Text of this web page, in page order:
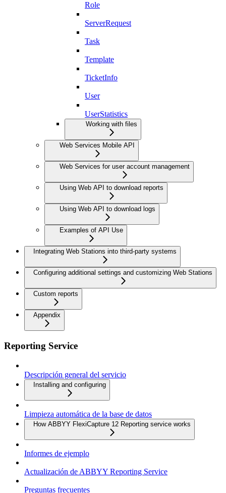
Role
ServerRequest
Task
Template
TicketInfo
User
UserStatistics
Working with files
Web Services Mobile API
Web Services for user account management
Using Web API to download reports
Using Web API to download logs
Examples of API Use
Integrating Web Stations into third-party systems
Configuring additional settings and customizing Web Stations
Custom reports
Appendix
Reporting Service
Descripción general del servicio
Installing and configuring
Limpieza automática de la base de datos
How ABBYY FlexiCapture 12 Reporting service works
Informes de ejemplo
Actualización de ABBYY Reporting Service
Preguntas frecuentes